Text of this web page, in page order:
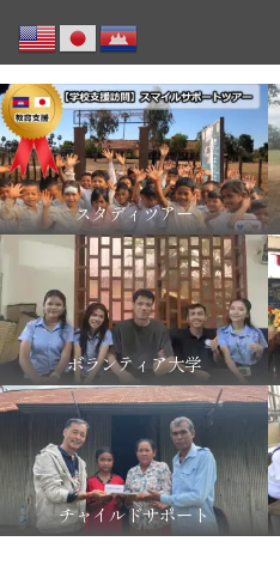
スタディツアー
ボランティア大学
チャイルドサポート